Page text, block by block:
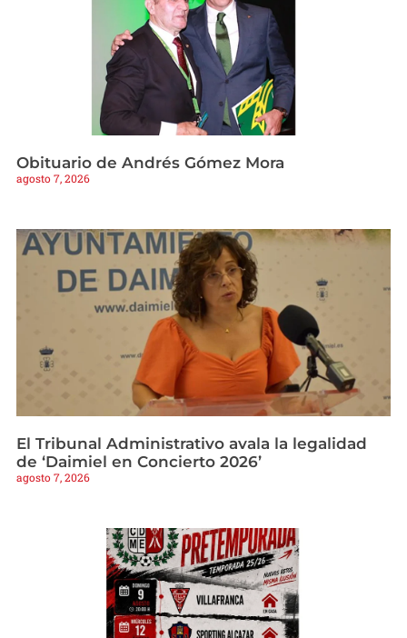
Obituario de Andrés Gómez Mora
agosto 7, 2026
El Tribunal Administrativo avala la legalidad
de ‘Daimiel en Concierto 2026’
agosto 7, 2026